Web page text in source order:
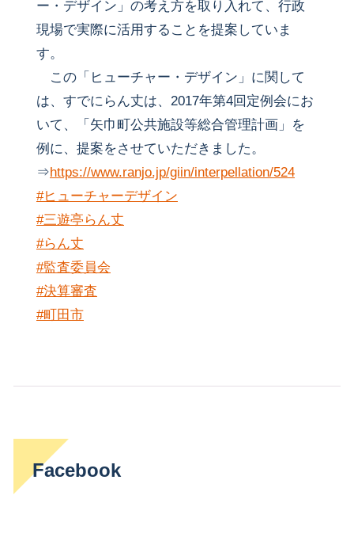
ー・デザイン」の考え方を取り入れて、行政
現場で実際に活用することを提案していま
す。
この「ヒューチャー・デザイン」に関して
は、すでにらん丈は、2017年第4回定例会にお
いて、「矢巾町公共施設等総合管理計画」を
例に、提案をさせていただきました。
⇒https://www.ranjo.jp/giin/interpellation/524
#ヒューチャーデザイン
#三遊亭らん丈
#らん丈
#監査委員会
#決算審査
#町田市
Facebook